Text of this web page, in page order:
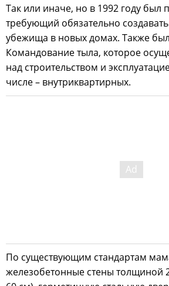
Так или иначе, но в 1992 году был
требующий обязательно
убежища в новых домах. Также
Командование тыла, которое
над строительством и
числе – внутриквартирных.
По существующим стандартам
железобетонные стены толщиной